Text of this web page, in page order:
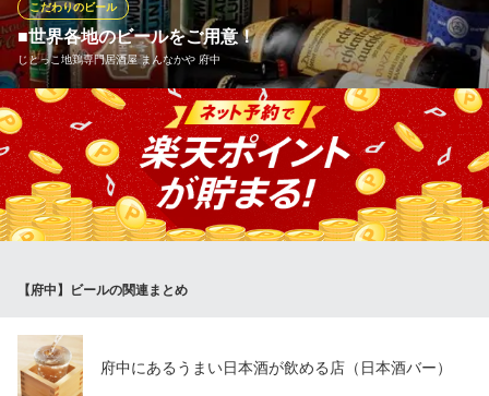
府中 Dining＆Bar レストハウス
府中ダイニングバー貸切
京王線分倍河原駅 徒歩3分
東京都府中市片町2-17-2 米田ビル1F
■世界各地のビールをご用意！
じとっこ地鶏専門居酒屋 まんなかや 府中
こだわりのビール
日本のビールだけでなく、世界各地から厳選したビールを取り寄
せております。どれも当店の料理にピッタリ♪当店自慢の料理とこ
だわりのお酒…極上の時間をお過ごしいただけること間違いあり
ません。大切な方と素敵な時間をお過ごしください！
ＪＲ府中本町駅 徒歩3分
【府中】ビールの関連まとめ
府中にあるうまい日本酒が飲める店（日本酒バー）